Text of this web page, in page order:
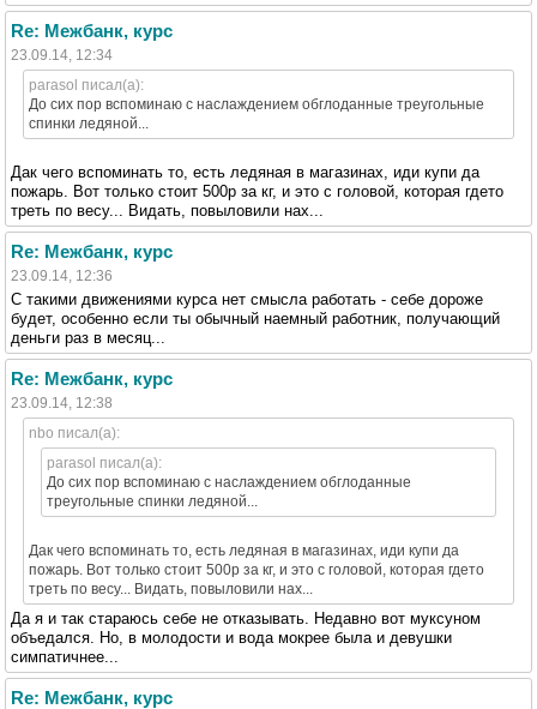
Re: Межбанк, курс
23.09.14, 12:34
parasol писал(а):
До сих пор вспоминаю с наслаждением обглоданные треугольные
спинки ледяной...
Дак чего вспоминать то, есть ледяная в магазинах, иди купи да
пожарь. Вот только стоит 500р за кг, и это с головой, которая гдето
треть по весу... Видать, повыловили нах...
Re: Межбанк, курс
23.09.14, 12:36
С такими движениями курса нет смысла работать - себе дороже
будет, особенно если ты обычный наемный работник, получающий
деньги раз в месяц...
Re: Межбанк, курс
23.09.14, 12:38
nbo писал(а):
parasol писал(а):
До сих пор вспоминаю с наслаждением обглоданные
треугольные спинки ледяной...
Дак чего вспоминать то, есть ледяная в магазинах, иди купи да
пожарь. Вот только стоит 500р за кг, и это с головой, которая гдето
треть по весу... Видать, повыловили нах...
Да я и так стараюсь себе не отказывать. Недавно вот муксуном
объедался. Но, в молодости и вода мокрее была и девушки
симпатичнее...
Re: Межбанк, курс